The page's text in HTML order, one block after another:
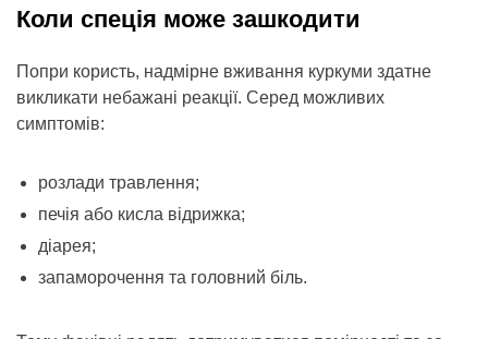
Коли спеція може зашкодити
Попри користь, надмірне вживання куркуми здатне
викликати небажані реакції. Серед можливих
симптомів:
розлади травлення;
печія або кисла відрижка;
діарея;
запаморочення та головний біль.